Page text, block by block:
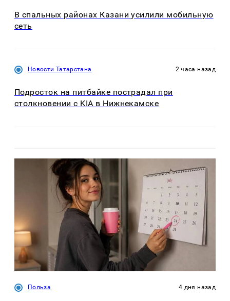
В спальных районах Казани усилили мобильную
сеть
Новости Татарстана 2 часа назад
Подросток на питбайке пострадал при
столкновении с KIA в Нижнекамске
Польза 4 дня назад